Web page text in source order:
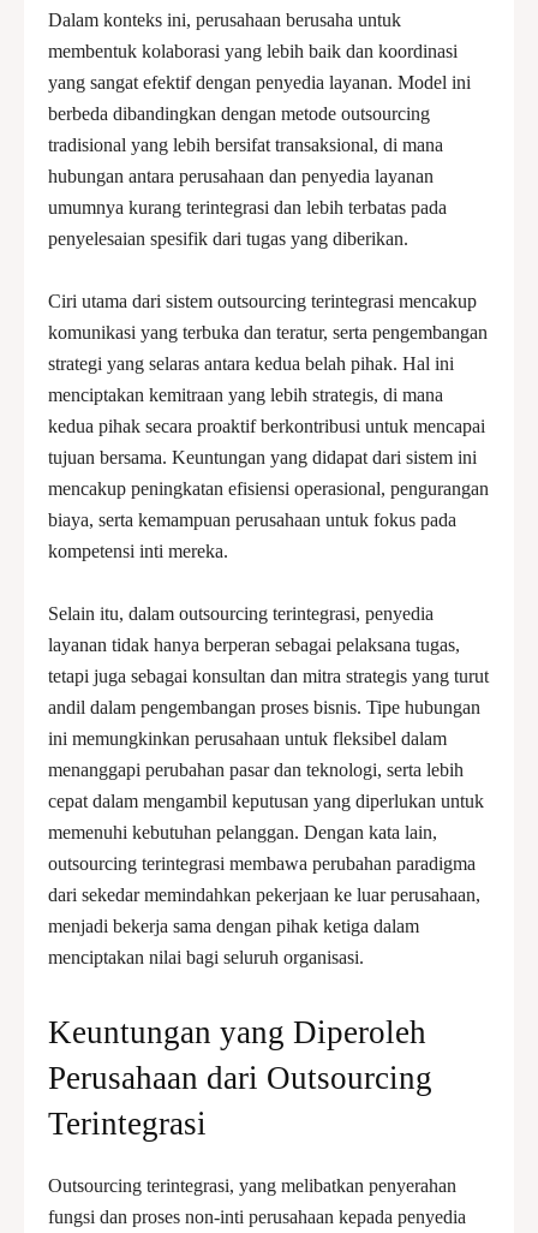
Dalam konteks ini, perusahaan berusaha untuk
membentuk kolaborasi yang lebih baik dan koordinasi
yang sangat efektif dengan penyedia layanan. Model ini
berbeda dibandingkan dengan metode outsourcing
tradisional yang lebih bersifat transaksional, di mana
hubungan antara perusahaan dan penyedia layanan
umumnya kurang terintegrasi dan lebih terbatas pada
penyelesaian spesifik dari tugas yang diberikan.
Ciri utama dari sistem outsourcing terintegrasi mencakup
komunikasi yang terbuka dan teratur, serta pengembangan
strategi yang selaras antara kedua belah pihak. Hal ini
menciptakan kemitraan yang lebih strategis, di mana
kedua pihak secara proaktif berkontribusi untuk mencapai
tujuan bersama. Keuntungan yang didapat dari sistem ini
mencakup peningkatan efisiensi operasional, pengurangan
biaya, serta kemampuan perusahaan untuk fokus pada
kompetensi inti mereka.
Selain itu, dalam outsourcing terintegrasi, penyedia
layanan tidak hanya berperan sebagai pelaksana tugas,
tetapi juga sebagai konsultan dan mitra strategis yang turut
andil dalam pengembangan proses bisnis. Tipe hubungan
ini memungkinkan perusahaan untuk fleksibel dalam
menanggapi perubahan pasar dan teknologi, serta lebih
cepat dalam mengambil keputusan yang diperlukan untuk
memenuhi kebutuhan pelanggan. Dengan kata lain,
outsourcing terintegrasi membawa perubahan paradigma
dari sekedar memindahkan pekerjaan ke luar perusahaan,
menjadi bekerja sama dengan pihak ketiga dalam
menciptakan nilai bagi seluruh organisasi.
Keuntungan yang Diperoleh
Perusahaan dari Outsourcing
Terintegrasi
Outsourcing terintegrasi, yang melibatkan penyerahan
fungsi dan proses non-inti perusahaan kepada penyedia